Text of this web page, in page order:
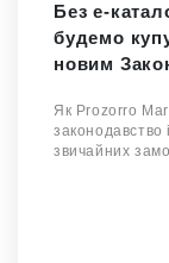
Без е-
будемо
новим
Як Prozorro
законодавство
звичайних